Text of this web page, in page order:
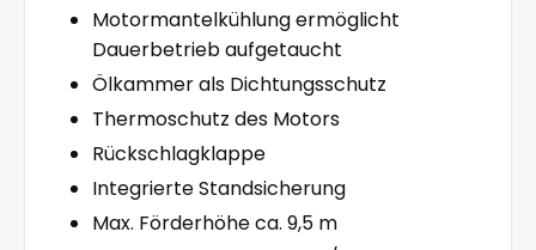
Motormantelkühlung ermöglicht
Dauerbetrieb aufgetaucht
Ölkammer als Dichtungsschutz
Thermoschutz des Motors
Rückschlagklappe
Integrierte Standsicherung
Max. Förderhöhe ca. 9,5 m